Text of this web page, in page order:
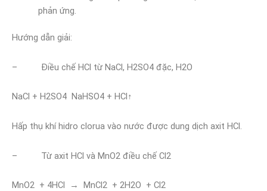
phản ứng.
Hướng dẫn giải:
– Điều chế HCl từ NaCl, H2SO4 đặc, H2O
NaCl + H2SO4 NaHSO4 + HCl↑
Hấp thụ khí hidro clorua vào nước được dung dịch axit HCl.
– Từ axit HCl và MnO2 điều chế Cl2
MnO2 + 4HCl → MnCl2 + 2H2O + Cl2